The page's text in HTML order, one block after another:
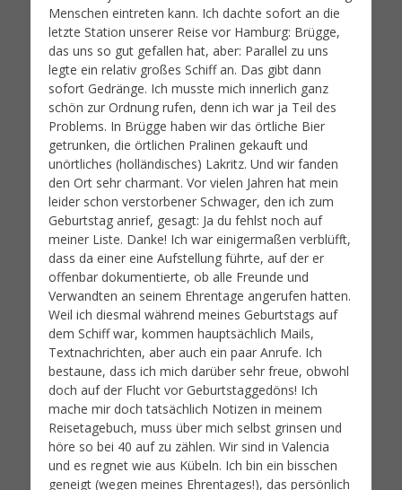
Menschen eintreten kann. Ich dachte sofort an die
letzte Station unserer Reise vor Hamburg: Brügge,
das uns so gut gefallen hat, aber: Parallel zu uns
legte ein relativ großes Schiff an. Das gibt dann
sofort Gedränge. Ich musste mich innerlich ganz
schön zur Ordnung rufen, denn ich war ja Teil des
Problems. In Brügge haben wir das örtliche Bier
getrunken, die örtlichen Pralinen gekauft und
unörtliches (holländisches) Lakritz. Und wir fanden
den Ort sehr charmant. Vor vielen Jahren hat mein
leider schon verstorbener Schwager, den ich zum
Geburtstag anrief, gesagt: Ja du fehlst noch auf
meiner Liste. Danke! Ich war einigermaßen verblüfft,
dass da einer eine Aufstellung führte, auf der er
offenbar dokumentierte, ob alle Freunde und
Verwandten an seinem Ehrentage angerufen hatten.
Weil ich diesmal während meines Geburtstags auf
dem Schiff war, kommen hauptsächlich Mails,
Textnachrichten, aber auch ein paar Anrufe. Ich
bestaune, dass ich mich darüber sehr freue, obwohl
doch auf der Flucht vor Geburtstaggedöns! Ich
mache mir doch tatsächlich Notizen in meinem
Reisetagebuch, muss über mich selbst grinsen und
höre so bei 40 auf zu zählen. Wir sind in Valencia
und es regnet wie aus Kübeln. Ich bin ein bisschen
geneigt (wegen meines Ehrentages!), das persönlich